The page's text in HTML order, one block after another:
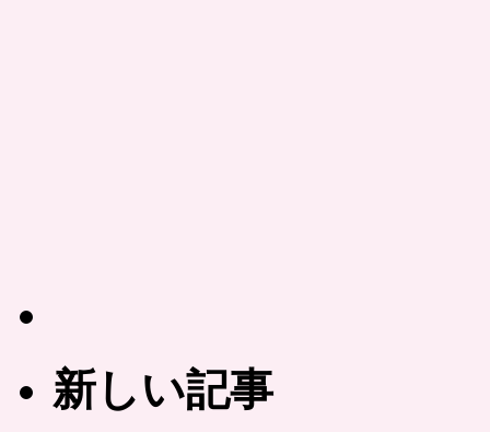
新しい記事